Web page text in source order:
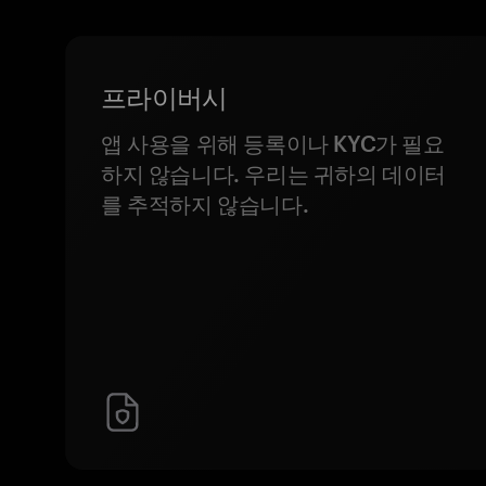
프라이버시
앱 사용을 위해 등록이나 KYC가 필요
하지 않습니다. 우리는 귀하의 데이터
를 추적하지 않습니다.